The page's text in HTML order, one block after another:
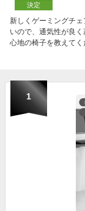
決定
新しくゲーミングチ
いので、通気性が良
心地の椅子を教えてく
1